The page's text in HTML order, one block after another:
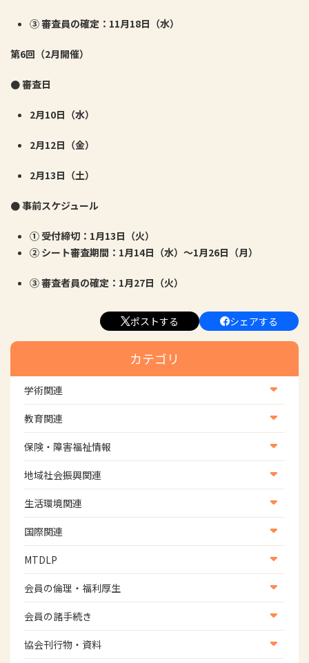
③審査員の確定： 11月18日（水）
第6回（2月開催）
●審査日
2月10日（水）
2月12日（金）
2月13日（土）
●事前スケジュール
① 受付締切： 1月13日（火）
② シート審査期間： 1月14日（水）〜1月26日（月）
③審査者員の確定： 1月27日（火）
ポストする シェアする
カテゴリ
学術関連
学術・研究
学会
学術誌
教育関連
養成教育
生涯教育
研修会
協会認定資格試験・審査会情報
保険・障害福祉情報
医療保険情報
介護保険情報
児童福祉・障害福祉情報
地域社会振興関連
地域社会振興部地域事業支援課【認知症対策班】
地域社会振興部地域事業支援課【地域包括ケア推進班】
地域社会振興部地域事業支援課【運転と地域移動推進
班】
スポーツ振興関連
災害対策関連
生活環境関連
生活環境・福祉用具支援
国際関連
国際関連
WFOT等海外関連情報
MTDLP
MTDLP室
会員の倫理・福利厚生
会員向け団体保険のご案内
女性相談窓口
倫理関連情報
会員の諸手続き
会員の諸手続き
協会刊行物・資料